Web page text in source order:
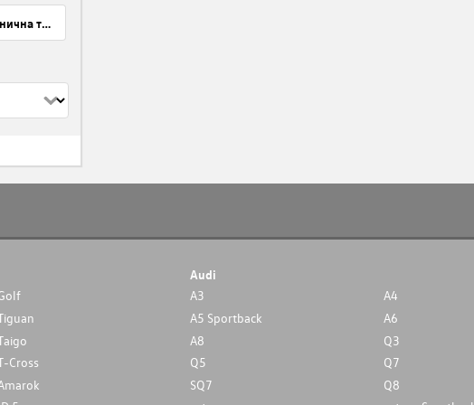
Механична трансмисия
Cross
Audi
A3
A4
A5 Sportback
A6
A8
Q3
Q5
Q7
SQ7
Q8